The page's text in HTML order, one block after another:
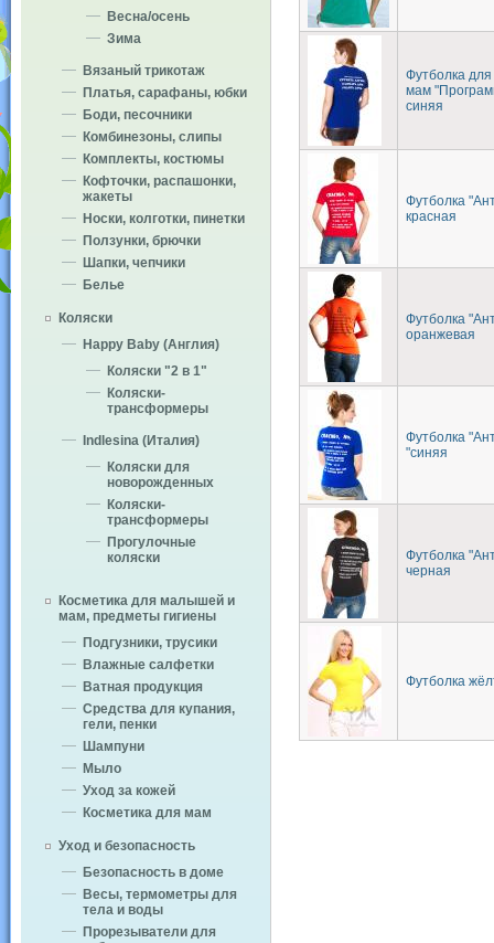
Весна/осень
Зима
Вязаный трикотаж
Платья, сарафаны, юбки
Боди, песочники
Комбинезоны, слипы
Комплекты, костюмы
Кофточки, распашонки,
жакеты
Носки, колготки, пинетки
Ползунки, брючки
Шапки, чепчики
Белье
Коляски
Happy Baby (Англия)
Коляски "2 в 1"
Коляски-
трансформеры
Indlesina (Италия)
Коляски для
новорожденных
Коляски-
трансформеры
Прогулочные
коляски
Косметика для малышей и
мам, предметы гигиены
Подгузники, трусики
Влажные салфетки
Ватная продукция
Средства для купания,
гели, пенки
Шампуни
Мыло
Уход за кожей
Косметика для мам
Уход и безопасность
Безопасность в доме
Весы, термометры для
тела и воды
Прорезыватели для
Футболка
мам
синяя
Футболка
красная
Футболка
оранжевая
Футболка
"синяя
Футболка
черная
Футболка